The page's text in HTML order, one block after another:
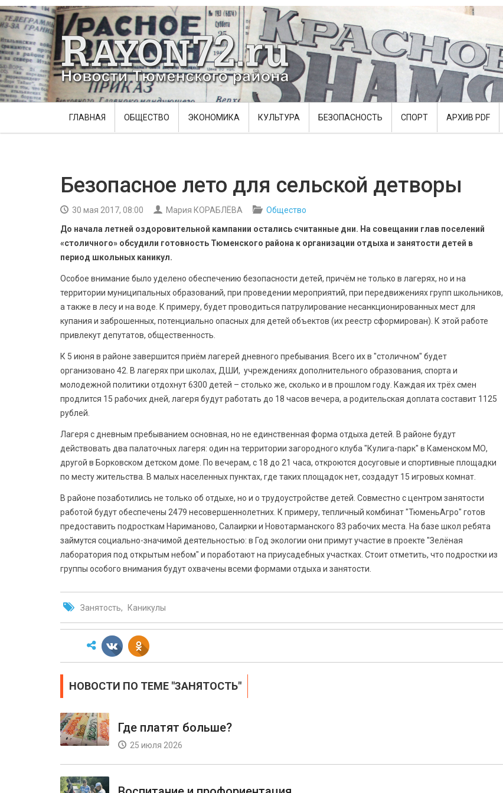
ГЛАВНАЯ ОБЩЕСТВО ЭКОНОМИКА КУЛЬТУРА БЕЗОПАСНОСТЬ СПОРТ АРХИВ PDF
Безопасное лето для сельской детворы
30 мая 2017, 08:00 Мария КОРАБЛЁВА
Общество
До начала летней оздоровительной кампании остались считанные дни. На совещании глав поселений
«столичного» обсудили готовность Тюменского района к организации отдыха и занятости детей в
период школьных каникул.
Особое внимание было уделено обеспечению безопасности детей, причём не только в лагерях, но и на
территории муниципальных образований, при проведении мероприятий, при передвижениях групп школьников,
а также в лесу и на воде. К примеру, будет проводиться патрулирование несанкционированных мест для
купания и заброшенных, потенциально опасных для детей объектов (их реестр сформирован). К этой работе
привлекут депутатов, общественность.
К 5 июня в районе завершится приём лагерей дневного пребывания. Всего их в "столичном" будет
организовано 42. В лагерях при школах, ДШИ, учреждениях дополнительного образования, спорта и
молодежной политики отдохнут 6300 детей – столько же, сколько и в прошлом году. Каждая их трёх смен
продлится 15 рабочих дней, лагеря будут работать до 18 часов вечера, а родительская доплата составит 1125
рублей.
Лагеря с дневным пребыванием основная, но не единственная форма отдыха детей. В районе будут
действовать два палаточных лагеря: один на территории загородного клуба "Кулига-парк" в Каменском МО,
другой в Борковском детском доме. По вечерам, с 18 до 21 часа, откроются досуговые и спортивные площадки
по месту жительства. В малых населенных пунктах, где таких площадок нет, создадут 15 игровых комнат.
В районе позаботились не только об отдыхе, но и о трудоустройстве детей. Совместно с центром занятости
работой будут обеспечены 2479 несовершеннолетних. К примеру, тепличный комбинат "ТюменьАгро" готов
предоставить подросткам Нариманово, Салаирки и Новотарманского 83 рабочих места. На базе школ ребята
займутся социально-значимой деятельностью: в Год экологии они примут участие в проекте "Зелёная
лаборатория под открытым небом" и поработают на приусадебных участках. Стоит отметить, что подростки из
группы особого внимания будут охвачены всеми формами отдыха и занятости.
Занятость Каникулы
НОВОСТИ ПО ТЕМЕ "ЗАНЯТОСТЬ"
Где платят больше?
25 июля 2026